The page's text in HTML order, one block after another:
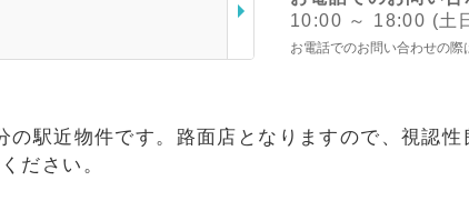
10:00 ～ 18:00 (土
お電話でのお問い合わせの
の駅近物件です。路面店となりますので、視認
ださい。